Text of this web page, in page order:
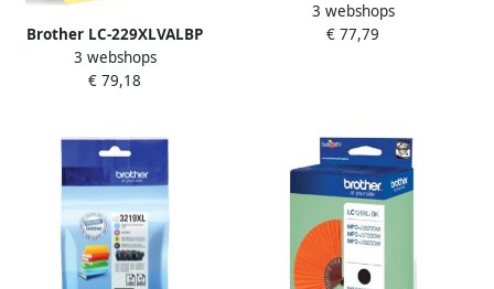
Brother LC-229XLVALBP
inktcartridge 1 stuk(s)
Origineel Zwart Cyaan
3 webshops
€ 79,18
pagina&apos;s OEM DR-
2400 zwart
3 webshops
€ 77,79